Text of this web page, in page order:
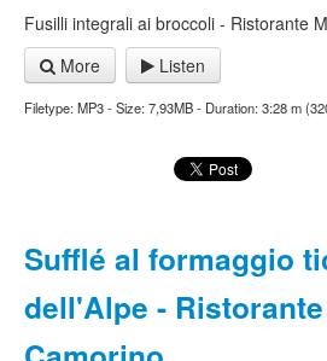
Fusilli integrali ai broccoli - Ristorante
More
Listen
Filetype: MP3 - Size: 7,93MB - Duration: 3:28 m
Sufflé al formaggio
dell'Alpe -